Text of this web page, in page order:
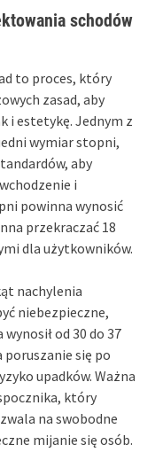
schodów
to proces, który
zasad, aby
i estetykę. Jednym z
wymiar stopni,
aby
i
powinna wynosić
przekraczać 18
dla użytkowników.
nachylenia
niebezpieczne,
od 30 do 37
poruszanie się po
upadków. Ważna
który
na swobodne
mijanie się osób.